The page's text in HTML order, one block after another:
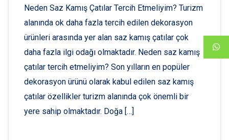
Neden Saz Kamış Çatılar Tercih Etmeliyim? Turizm
alanında ok daha fazla tercih edilen dekorasyon
ürünleri arasında yer alan saz kamış çatılar çok
daha fazla ilgi odağı olmaktadır. Neden saz kamış
çatılar tercih etmeliyim? Son yılların en popüler
dekorasyon ürünü olarak kabul edilen saz kamış
çatılar özellikler turizm alanında çok önemli bir
yere sahip olmaktadır. Doğa […]